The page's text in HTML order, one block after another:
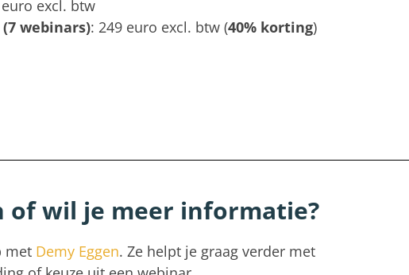
excl. btw
webinars): 249 euro excl. btw (40% korting)
of wil je meer informatie?
met Demy Eggen. Ze helpt je graag verder met